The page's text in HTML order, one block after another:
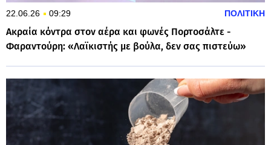
22.06.26 09:29 ΠΟΛΙΤΙΚΗ
Ακραία κόντρα στον αέρα και φωνές Πορτοσάλτε -
Φαραντούρη: «Λαϊκιστής με βούλα, δεν σας πιστεύω»